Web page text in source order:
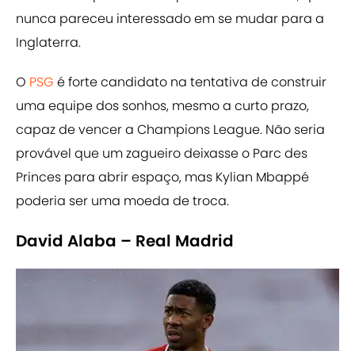
nunca pareceu interessado em se mudar para a
Inglaterra.
O PSG é forte candidato na tentativa de construir
uma equipe dos sonhos, mesmo a curto prazo,
capaz de vencer a Champions League. Não seria
provável que um zagueiro deixasse o Parc des
Princes para abrir espaço, mas Kylian Mbappé
poderia ser uma moeda de troca.
David Alaba – Real Madrid